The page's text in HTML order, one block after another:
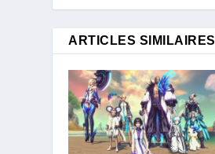
ARTICLES SIMILAIRES